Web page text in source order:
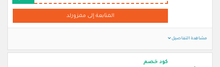
المتابعة إلى ممزورلد
مشاهدة التفاصيل
كود خصم